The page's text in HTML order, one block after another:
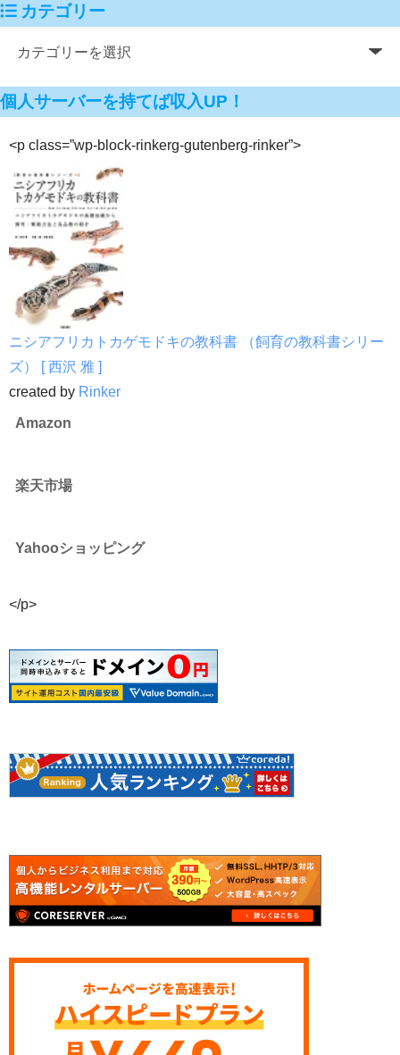
カテゴリー
個人サーバーを持てば収入UP！
<p class=”wp-block-rinkerg-gutenberg-rinker”>
ニシアフリカトカゲモドキの教科書 （飼育の教科書シリー
ズ） [ 西沢 雅 ]
created by Rinker
Amazon
楽天市場
Yahooショッピング
</p>